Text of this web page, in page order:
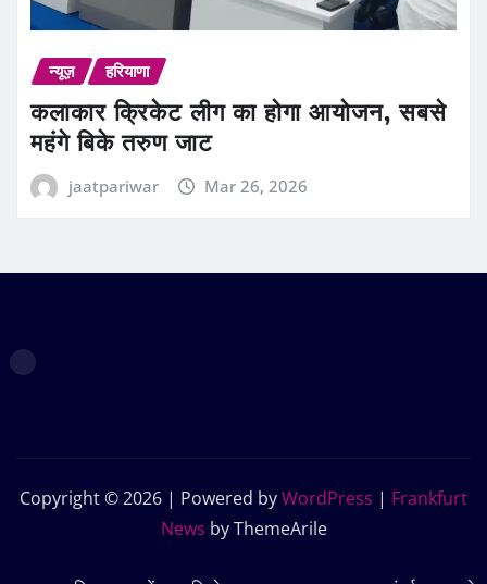
न्यूज़ हरियाणा
कलाकार क्रिकेट लीग का होगा आयोजन, सबसे
महंगे बिके तरुण जाट
jaatpariwar Mar 26, 2026
Copyright © 2026 | Powered byWordPress | Frankfurt
News by ThemeArile